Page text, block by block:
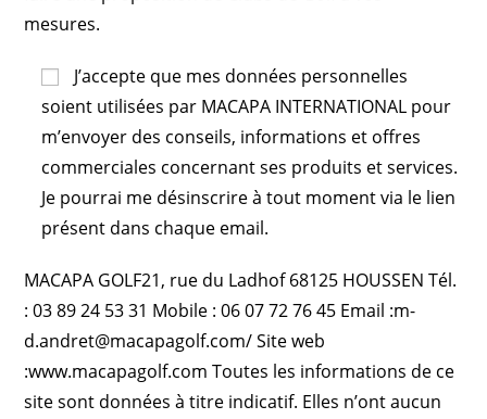
mesures.
J’accepte que mes données personnelles
soient utilisées par MACAPA INTERNATIONAL pour
m’envoyer des conseils, informations et offres
commerciales concernant ses produits et services.
Je pourrai me désinscrire à tout moment via le lien
présent dans chaque email.
MACAPA GOLF21, rue du Ladhof 68125 HOUSSEN Tél.
: 03 89 24 53 31 Mobile : 06 07 72 76 45 Email :m-
d.andret@macapagolf.com/ Site web
:www.macapagolf.com Toutes les informations de ce
site sont données à titre indicatif. Elles n’ont aucun